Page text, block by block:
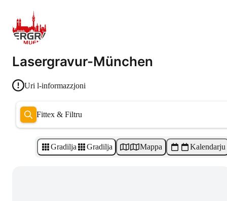
Lasergravur-München
Uri l-informazzjoni
Fittex & Filtru
Gradilja Gradilja Mappa Kalendarju